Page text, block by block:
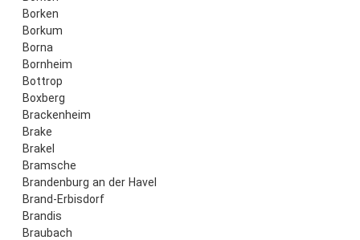
Borken
Borkum
Borna
Bornheim
Bottrop
Boxberg
Brackenheim
Brake
Brakel
Bramsche
Brandenburg an der Havel
Brand-Erbisdorf
Brandis
Braubach